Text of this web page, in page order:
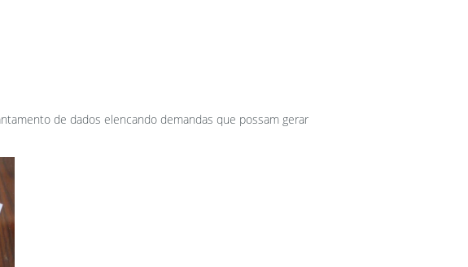
de dados elencando demandas que possam gerar